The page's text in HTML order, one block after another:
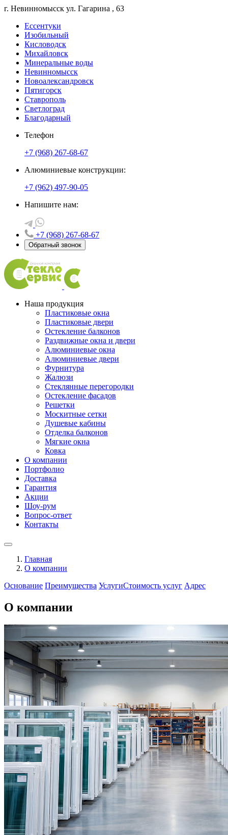
г. Невинномысск ул. Гагарина , 63
Ессентуки
Изобильный
Кисловодск
Михайловск
Минеральные воды
Невинномысск
Новоалександровск
Пятигорск
Ставрополь
Светлоград
Благодарный
Телефон
+7 (968) 267-68-67
Алюминиевые конструкции:
+7 (962) 497-90-05
Напишите нам:
+7 (968) 267-68-67
Обратный звонок
Наша продукция
Пластиковые окна
Пластиковые двери
Остекление балконов
Раздвижные окна и двери
Алюминиевые окна
Алюминиевые двери
Фурнитура
Жалюзи
Стеклянные перегородки
Остекление фасадов
Решетки
Москитные сетки
Душевые кабины
Отделка балконов
Мягкие окна
Ковка
О компании
Портфолио
Доставка
Гарантия
Акции
Шоу-рум
Вопрос-ответ
Контакты
Главная
О компании
Основание Преимущества УслугиСтоимость услуг Адрес
О компании